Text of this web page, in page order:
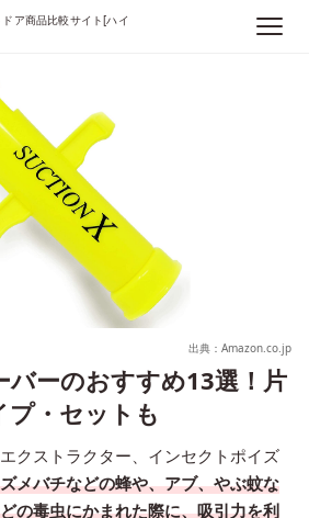
ア商品比較サイト[ハイ
出典：Amazon.co.jp
バーのおすすめ13選！片
・セットも
クストラクター、インセクトポイズ
メバチなどの蜂や、アブ、やぶ蚊な
の毒虫にかまれた際に、吸引力を利